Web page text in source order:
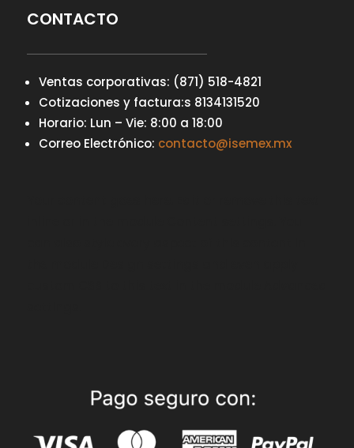
CONTACTO
Ventas corporativas: (871) 518-4821
Cotizaciones y factura:s 8134131520
Horario: Lun – Vie: 8:00 a 18:00
Correo Electrónico: contacto@isemex.mx